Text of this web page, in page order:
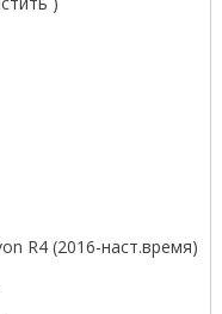
R4 (2016-наст.время)